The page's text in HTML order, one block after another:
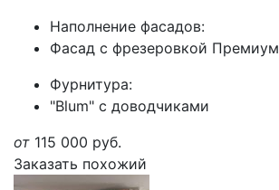
Наполнение фасадов:
Фасад с фрезеровкой Премиум
Фурнитура:
"Blum" с доводчиками
от 115 000 руб.
Заказать похожий